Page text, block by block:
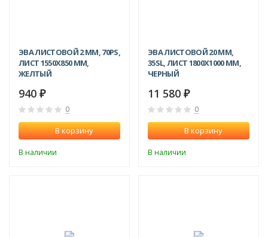
ЭВА ЛИСТОВОЙ 2 ММ, 70PS,
ЛИСТ 1550Х850 ММ,
ЖЕЛТЫЙ
940 ₽
0
В корзину
В наличии
ЭВА ЛИСТОВОЙ 20 ММ,
35SL, ЛИСТ 1800Х1000 ММ,
ЧЕРНЫЙ
11 580 ₽
0
В корзину
В наличии